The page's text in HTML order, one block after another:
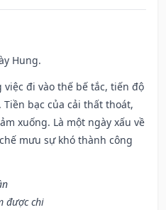
Hung.
đi vào thế bế tắc, tiến độ
bạc của cải thất thoát,
xuống. Là một ngày xấu về
mưu sự khó thành công
được chi